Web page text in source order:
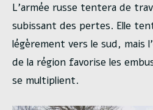
L’armée russe tentera de
subissant des pertes. Elle
légèrement vers le sud, mais
de la région favorise les
se multiplient.